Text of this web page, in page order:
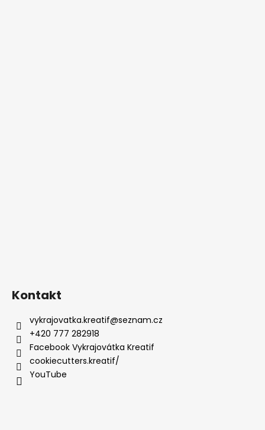
Kontakt
vykrajovatka.kreatif@seznam.cz
+420 777 282918
Facebook Vykrajovátka Kreatif
cookiecutters.kreatif/
YouTube